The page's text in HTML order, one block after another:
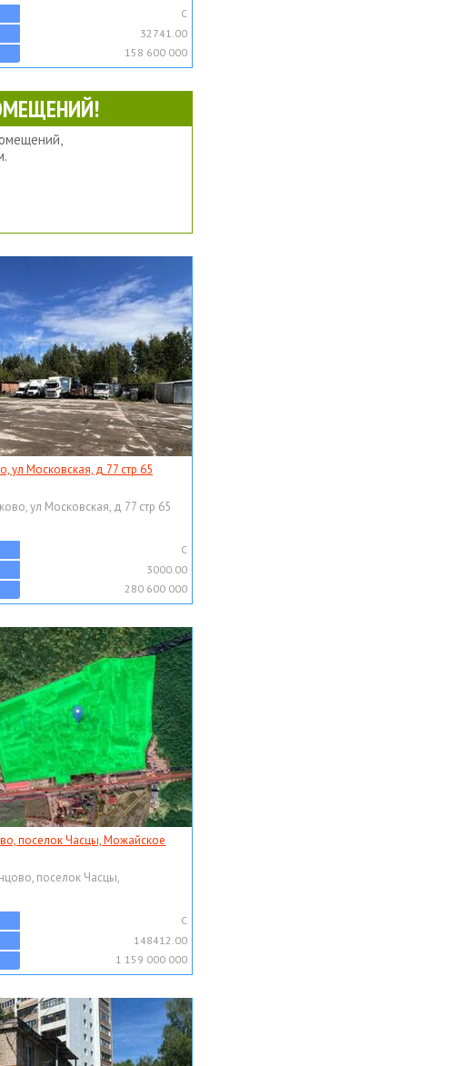
C
32741.00
158 600 000
ул Московская, д 77 стр 65
ул Московская, д 77 стр 65
C
3000.00
280 600 000
поселок Часцы, Можайское
поселок Часцы,
C
148412.00
1 159 000 000